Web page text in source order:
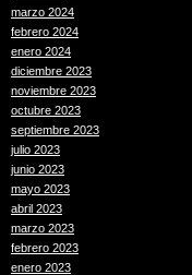
marzo 2024
febrero 2024
enero 2024
diciembre 2023
noviembre 2023
octubre 2023
septiembre 2023
julio 2023
junio 2023
mayo 2023
abril 2023
marzo 2023
febrero 2023
enero 2023